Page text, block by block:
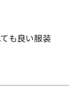
ても良い服装